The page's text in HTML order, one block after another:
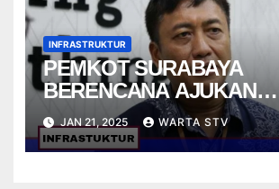
INFRASTRUKTUR
PEMKOT SURABAYA
BERENCANA AJUKAN
PINJAMAN RP 5,6T DEMI
PEMBANGUNAN CEPAT
JAN 21, 2025 WARTA STV